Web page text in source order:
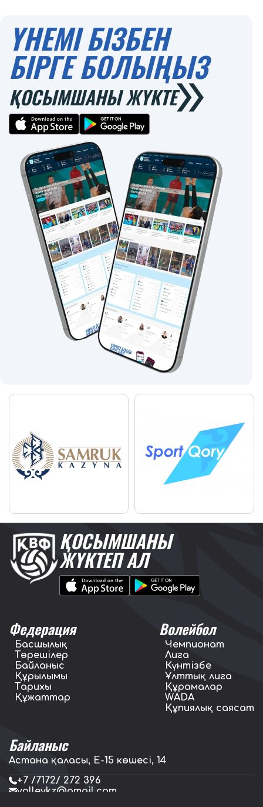
ҮНЕМІ БІЗБЕН
БІРГЕ БОЛЫҢЫЗ
ҚОСЫМШАНЫ ЖҮКТЕ
ҚОСЫМШАНЫ
ЖҮКТЕП АЛ
Федерация
Басшылық
Төрешілер
Байланыс
Құрылымы
Тарихы
Құжаттар
Волейбол
Чемпионат
Лига
Күнтізбе
Ұлттық лига
Құрамалар
WADA
Құпиялық саясат
Байланыс
Астана қаласы, E-15 көшесі, 14
+7 /7172/ 272 396
volleykz@gmail.com